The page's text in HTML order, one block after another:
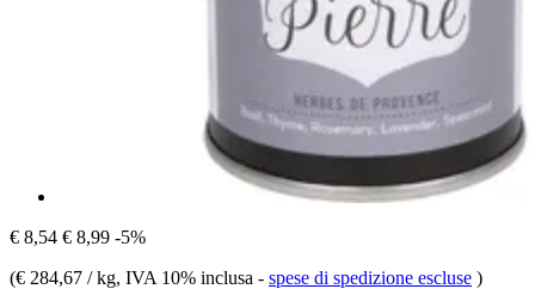
€ 8,54 € 8,99 -5%
(€ 284,67 / kg, IVA 10% inclusa - spese di spedizione escluse )